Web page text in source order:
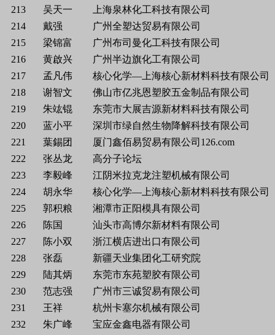
213 吴天一
上海泉林化工科技有限公司
214
戴强
广州全塑达贸易有限公司
215
梁锦富
广州布司曼化工科技有限公司
216
黄啟兴
广州半边旗化工有限公司
217
孟凡伟
核心化学—上海核心新材料科技有限公司
218
谢智文
佛山市亿兆恩塑胶五金制品有限公司
219
朱竑锟
东莞市大展吉源新材料科技有限公司
220
蓝小平
深圳市绿自然生物降解科技有限公司
221
葉錫团
厦门鑫佰易贸易有限公司126.com
222
张丛龙
高分子论坛
223
李毅峰
江阴米拉克龙注塑机械有限公司
224
胡永华
核心化学—上海核心新材料科技有限公司
225
郭积粮
湘潭市正阳模具有限公司
226
陈国
汕头市高博尔新材料有限公司
227
陈小双
浙江横店进出口有限公司
228
张磊
新疆天业集团化工研究院
229
陆其炳
东莞市东苑塑胶有限公司
230
范志强
广州市三诚贸易有限公司
231
王祥
杭州卡塞尔机械有限公司
232
朱广峰
宝应金鑫电器有限公司